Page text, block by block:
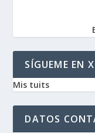
SÍGUEME EN X
Mis tuits
DATOS